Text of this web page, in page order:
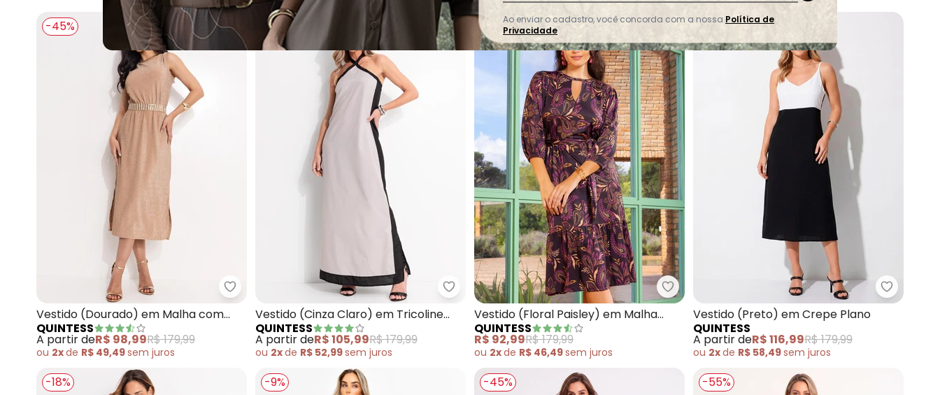
-45%
Quintess - Vestido (Dourado) em Malha com Lurex
Vestido (Dourado) em Malha com
Lurex
QUINTESS
A partir deR$ 98,99R$ 179,99
ou 2xde R$ 49,49sem juros
-41%
Quintess - Vestido (Cinza Claro) em Tricoline Ecológica
Vestido (Cinza Claro) em Tricoline
Ecológica
QUINTESS
A partir deR$ 105,99R$ 179,99
ou 2xde R$ 52,99sem juros
-48%
Quintess - Vestido (Floral Paisley) em Malha
Vestido (Floral Paisley) em Malha
com Elastano
QUINTESS
R$ 92,99R$ 179,99
ou 2xde R$ 46,49sem juros
-35%
Quintess
Vestido (Preto) em Crepe Plano
QUINTESS
A partir deR$ 116,99R$ 179,99
ou 2xde R$ 58,49sem juros
-18% -9% -45% -55%
Ao enviar o cadastro, você concorda com a nossa Política de
Privacidade